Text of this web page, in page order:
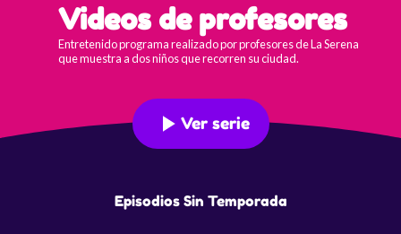
Videos de profesores
Entretenido programa realizado por profesores de La Serena
que muestra a dos niños que recorren su ciudad.
Ver serie
Episodios Sin Temporada